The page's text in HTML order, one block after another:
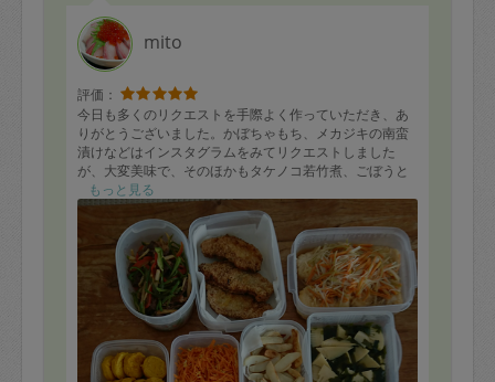
mito
評価：
今日も多くのリクエストを手際よく作っていただき、あ
りがとうございました。かぼちゃもち、メカジキの南蛮
漬けなどはインスタグラムをみてリクエストしました
が、大変美味で、そのほかもタケノコ若竹煮、ごぼうと
ハムのゴマサラダなど今日いただいたものはとてもおい
しかったです！
またよろしくお願いします。
もっと見る